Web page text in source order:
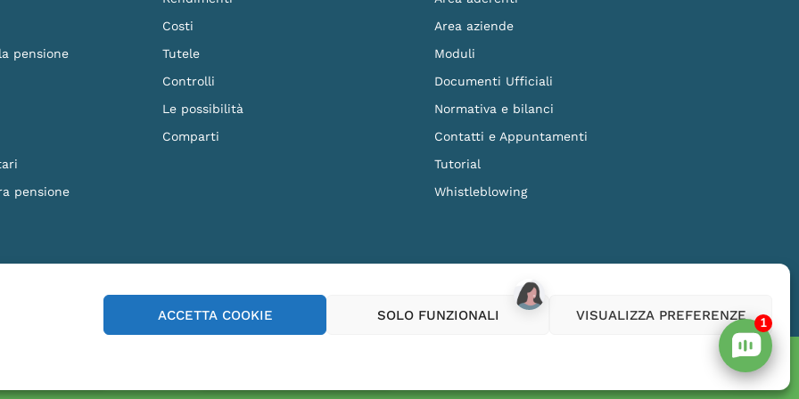
ACCETTA COOKIE SOLO FUNZIONALI VISUALIZZA PREFERENZE
pensione
pensione
Costi
Tutele
Controlli
Le possibilità
Comparti
Area aziende
Moduli
Documenti Ufficiali
Normativa e bilanci
Contatti e Appuntamenti
Tutorial
Whistleblowing
1